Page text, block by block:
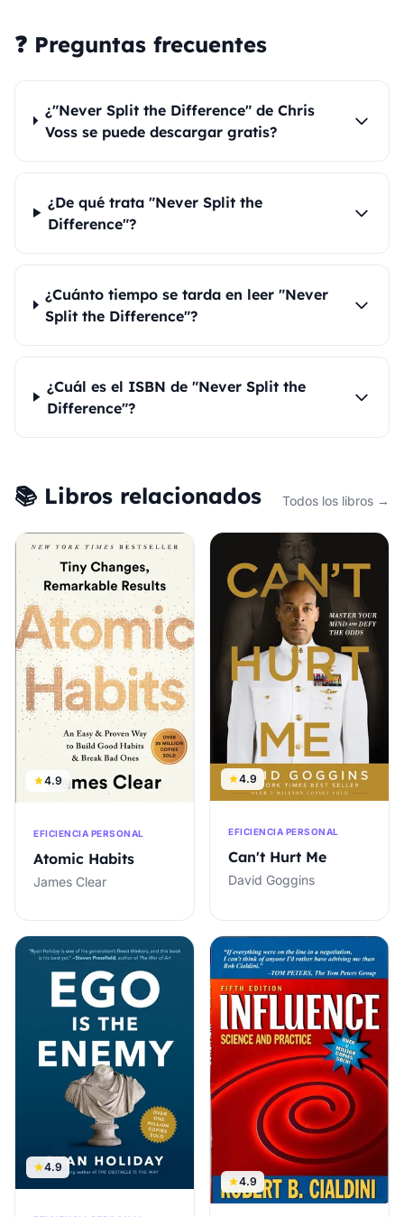
❓ Preguntas frecuentes
¿"Never Split the Difference" de Chris
Voss se puede descargar gratis?
¿De qué trata "Never Split the
Difference"?
¿Cuánto tiempo se tarda en leer "Never
Split the Difference"?
¿Cuál es el ISBN de "Never Split the
Difference"?
📚 Libros relacionados Todos los libros →
4.9
EFICIENCIA PERSONAL
Atomic Habits
James Clear
4.9
EFICIENCIA PERSONAL
Can't Hurt Me
David Goggins
4.9
4.9